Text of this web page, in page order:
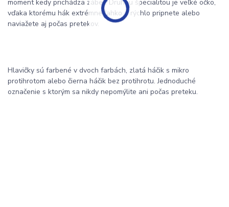
moment kedy prichádza záber. Druhou špecialitou je veľké očko,
vďaka ktorému hák extrémne ľahko a rýchlo pripnete alebo
naviažete aj počas pretekov.
Hlavičky sú farbené v dvoch farbách, zlatá háčik s mikro
protihrotom alebo čierna háčik bez protihrotu. Jednoduché
označenie s ktorým sa nikdy nepomýlite ani počas preteku.